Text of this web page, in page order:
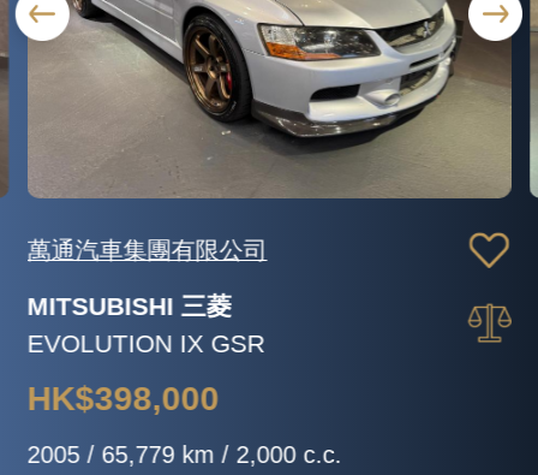
Neighbourcar Group Limited
LAMBORGHINI 林寶堅尼
Huracan LP610-4 Coupe
HK$1,280,000
2015 / 30,000 km / 5,204 c.c.